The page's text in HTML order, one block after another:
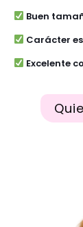
Buen
Carácter
Excelente